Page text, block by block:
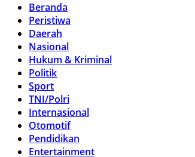
Beranda
Peristiwa
Daerah
Nasional
Hukum & Kriminal
Politik
Sport
TNI/Polri
Internasional
Otomotif
Pendidikan
Entertainment